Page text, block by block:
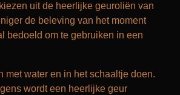
uit de heerlijke geuroliën van
de beleving van het moment
bedoeld om te gebruiken in een
met water en in het schaaltje doen.
wordt een heerlijke geur